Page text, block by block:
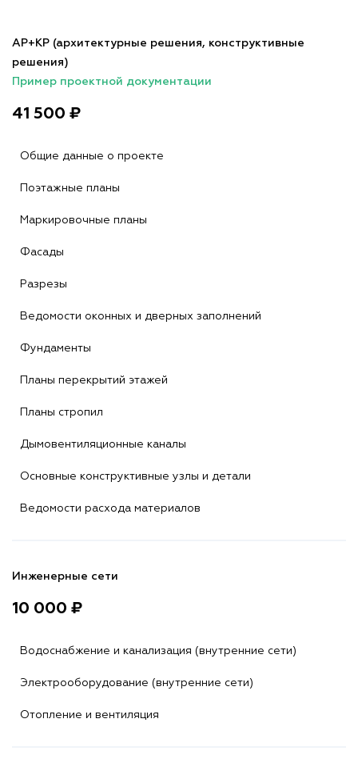
АР+КР (архитектурные решения, конструктивные
решения)
Пример проектной документации
41 500 ₽
Общие данные о проекте
Поэтажные планы
Маркировочные планы
Фасады
Разрезы
Ведомости оконных и дверных заполнений
Фундаменты
Планы перекрытий этажей
Планы стропил
Дымовентиляционные каналы
Основные конструктивные узлы и детали
Ведомости расхода материалов
Инженерные сети
10 000 ₽
Водоснабжение и канализация (внутренние сети)
Электрооборудование (внутренние сети)
Отопление и вентиляция